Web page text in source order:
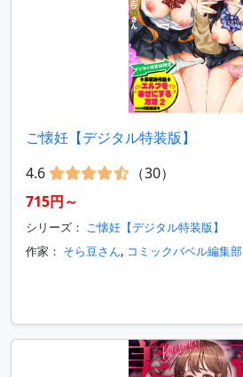
ご懐妊【デジタル特装版】
4.6
（30）
715円～
シリーズ： ご懐妊【デジタル特装版】
作家： そら豆さん, コミックバベル編集部